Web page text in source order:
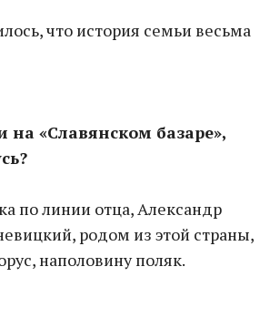
что история семьи весьма
на «Славянском базаре»,
по линии отца, Александр
родом из этой страны,
наполовину поляк.